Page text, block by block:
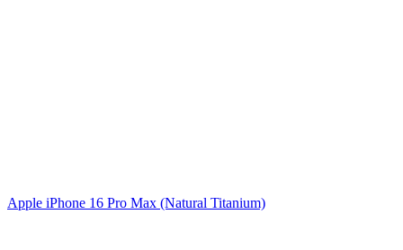
Apple iPhone 16 Pro Max (Natural Titanium)